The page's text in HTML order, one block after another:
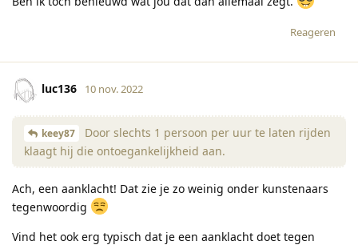
Reageren
luc136 10 nov. 2022
keey87
Door slechts 1 persoon per uur te laten rijden
klaagt hij die ontoegankelijkheid aan.
Ach, een aanklacht! Dat zie je zo weinig onder kunstenaars
tegenwoordig
Vind het ook erg typisch dat je een aanklacht doet tegen